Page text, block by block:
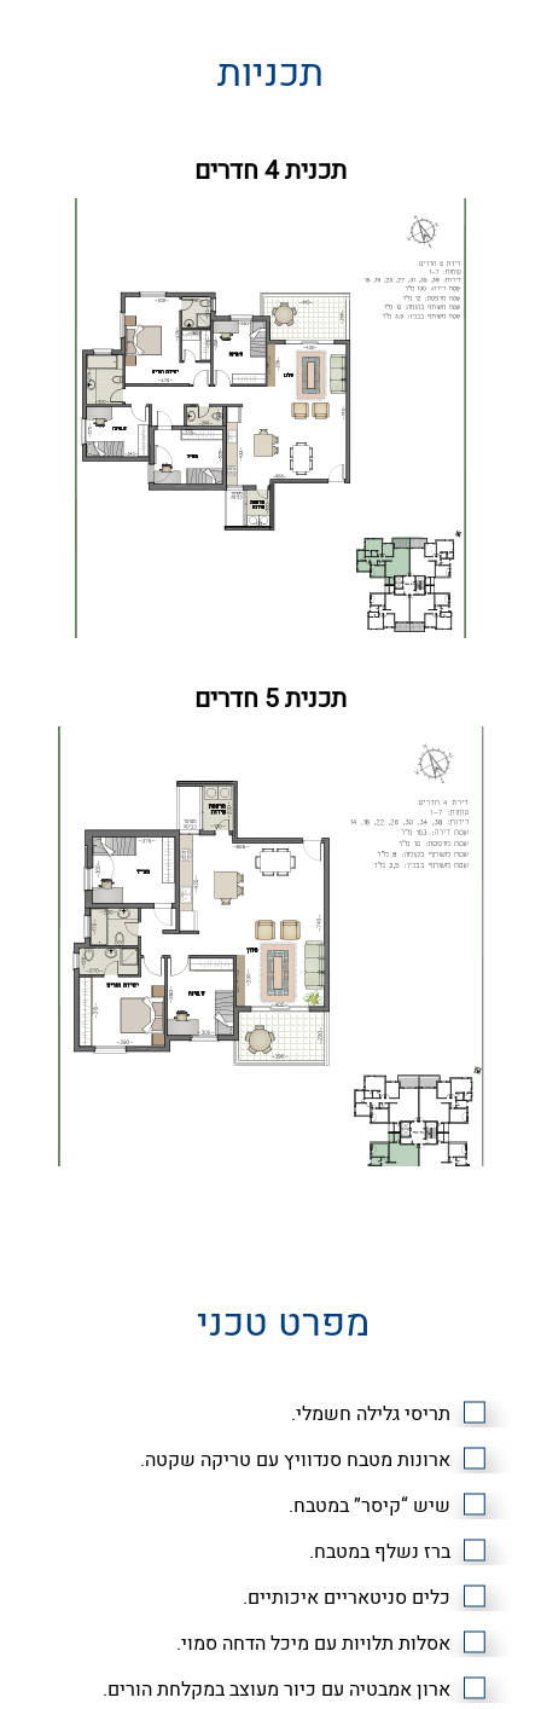
תכניות
תכנית 4 חדרים
תכנית 5 חדרים
מפרט טכני
תריסי גלילה חשמלי.
ארונות מטבח סנדוויץ עם טריקה שקטה.
שיש “קיסר” במטבח.
ברז נשלף במטבח.
כלים סניטאריים איכותיים.
אסלות תלויות עם מיכל הדחה סמוי.
ארון אמבטיה עם כיור מעוצב במקלחת הורים.